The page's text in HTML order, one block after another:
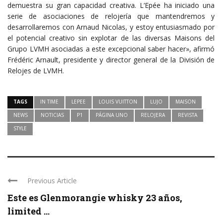
demuestra su gran capacidad creativa. L’Epée ha iniciado una
serie de asociaciones de relojería que mantendremos y
desarrollaremos con Arnaud Nicolas, y estoy entusiasmado por
el potencial creativo sin explotar de las diversas Maisons del
Grupo LVMH asociadas a este excepcional saber hacer», afirmó
Frédéric Arnault, presidente y director general de la División de
Relojes de LVMH.
TAGS IN TIME LEPEE LOUIS VUITTON LUJO
MAISON
NEWS
NOTICIAS P1 PÁGINA UNO RELOJERA
REVISTA
STYLE
Previous Article
Este es Glenmorangie whisky 23 años,
limited ...